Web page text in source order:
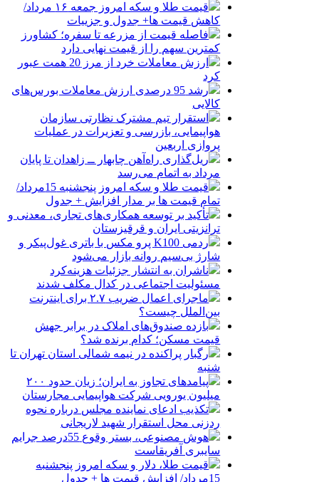
قیمت طلا و سکه امروز جمعه ۱۶ مرداد/
کاهش قیمت ها+ جدول و جزییات
فاصله قیمت از مزرعه تا سفره؛ کشاورز
کمترین سهم را از قیمت نهایی دارد
ارزش معاملات خرد از مرز 20 همت عبور
کرد
رشد 95 درصدی ارزش معاملات بورس‌های
کالایی
استقرار تیم مشترک نظارتی سازمان
هواپیمایی، بازرسی و تعزیرات در عملیات
پروازی اربعین
ریل‌گذاری راه‌آهن چابهار ــ زاهدان تا پایان
مرداد به اتمام می‌رسد
قیمت طلا و سکه امروز پنجشنبه 15مرداد/
تمام قیمت ها بر مدار افزایش + جدول
تأکید بر توسعه همکاری‌های تجاری، معدنی و
ترانزیتی ایران و قرقیزستان
ردمی K100 پرو مکس با باتری غول‌پیکر و
شارژ بی‌سیم روانه بازار می‌شود
ناشران به انتشار جزئیات هزینه‌کرد
مسئولیت اجتماعی در کدال مکلف شدند
ماجرای اعمال ضریب ۲.۷ برای اینترنت
بین‌الملل چیست؟
بازده صندوق‌های املاک در برابر جهش
قیمت مسکن؛ کدام برنده شد؟
رگبار پراکنده در نیمه شمالی استان تهران تا
شنبه
پیامدهای تجاوز به ایران؛ زیان حدود ۲۰۰
میلیون یورویی شرکت هواپیمایی مجارستان
تکذیب ادعای نماینده مجلس درباره نحوه
ردزنی محل استقرار شهید لاریجانی
هوش مصنوعی، بستر وقوع 55درصد جرایم
سایبری آفریقاست
قیمت طلا، دلار و سکه امروز پنجشنبه
15مرداد/ افزایش قیمت ها + جدول